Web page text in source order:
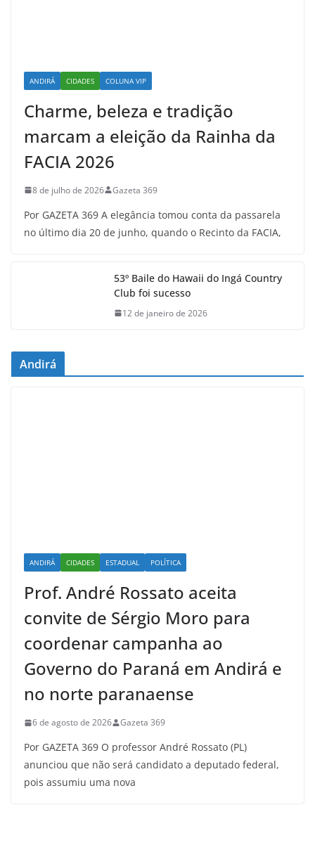
ANDIRÁ CIDADES COLUNA VIP
Charme, beleza e tradição
marcam a eleição da Rainha da
FACIA 2026
8 de julho de 2026 Gazeta 369
Por GAZETA 369 A elegância tomou conta da passarela
no último dia 20 de junho, quando o Recinto da FACIA,
53º Baile do Hawaii do Ingá Country
Club foi sucesso
12 de janeiro de 2026
Andirá
ANDIRÁ CIDADES ESTADUAL POLÍTICA
Prof. André Rossato aceita
convite de Sérgio Moro para
coordenar campanha ao
Governo do Paraná em Andirá e
no norte paranaense
6 de agosto de 2026 Gazeta 369
Por GAZETA 369 O professor André Rossato (PL)
anunciou que não será candidato a deputado federal,
pois assumiu uma nova